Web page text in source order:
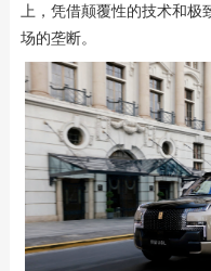
上，凭借颠覆性的技术和
场的垄断。